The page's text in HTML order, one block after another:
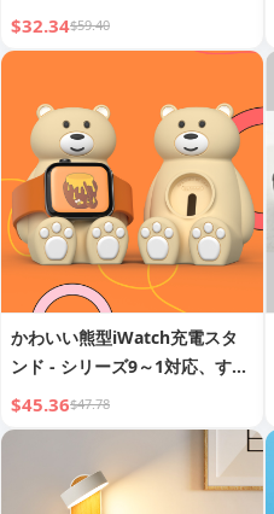
ド レストラン バー シングルヘ
ッド ペンダントランプ
$32.34$59.40
かわいい熊型iWatch充電スタ
ンド - シリーズ9～1対応、すべ
てのサイズ対応、ナイトスタン
ドモード
$45.36$47.78